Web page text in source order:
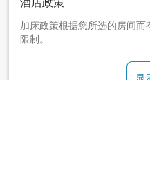
加床政策根据您所选的房间
限制。
显